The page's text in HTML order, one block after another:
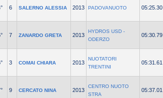
6 SALERNO ALESSIA 2013 PADOVANUOTO 05:25.30
7 ZANARDO GRETA 2013
HYDROS USD -
ODERZO
05:30.79
3 COMAI CHIARA 2013
NUOTATORI
TRENTINI
05:31.61
9 CERCATO NINA 2013
CENTRO NUOTO
STRA
05:37.01